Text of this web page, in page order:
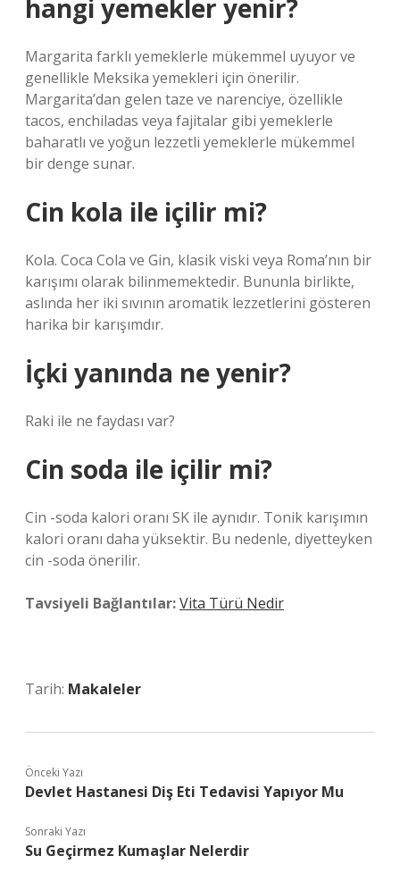
hangi yemekler yenir?
Margarita farklı yemeklerle mükemmel uyuyor ve
genellikle Meksika yemekleri için önerilir.
Margarita’dan gelen taze ve narenciye, özellikle
tacos, enchiladas veya fajitalar gibi yemeklerle
baharatlı ve yoğun lezzetli yemeklerle mükemmel
bir denge sunar.
Cin kola ile içilir mi?
Kola. Coca Cola ve Gin, klasik viski veya Roma’nın bir
karışımı olarak bilinmemektedir. Bununla birlikte,
aslında her iki sıvının aromatik lezzetlerini gösteren
harika bir karışımdır.
İçki yanında ne yenir?
Raki ile ne faydası var?
Cin soda ile içilir mi?
Cin -soda kalori oranı SK ile aynıdır. Tonik karışımın
kalori oranı daha yüksektir. Bu nedenle, diyetteyken
cin -soda önerilir.
Tavsiyeli Bağlantılar:Vita Türü Nedir
Tarih: Makaleler
Önceki Yazı
Devlet Hastanesi Diş Eti Tedavisi Yapıyor Mu
Sonraki Yazı
Su Geçirmez Kumaşlar Nelerdir